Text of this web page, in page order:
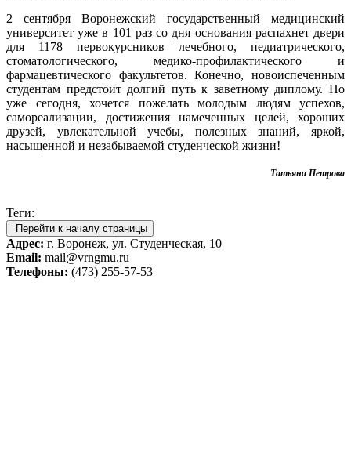
2 сентября Воронежский государственный медицинский
университет уже в 101 раз со дня основания распахнет двери
для 1178 первокурсников лечебного, педиатрического,
стоматологического, медико-профилактического и
фармацевтического факультетов. Конечно, новоиспеченным
студентам предстоит долгий путь к заветному диплому. Но
уже сегодня, хочется пожелать молодым людям успехов,
самореализации, достижения намеченных целей, хороших
друзей, увлекательной учебы, полезных знаний, яркой,
насыщенной и незабываемой студенческой жизни!
Татьяна Петрова
Теги:
Перейти к началу страницы
Адрес: г. Воронеж, ул. Студенческая, 10
Email: mail@vrngmu.ru
Телефоны: (473) 255-57-53